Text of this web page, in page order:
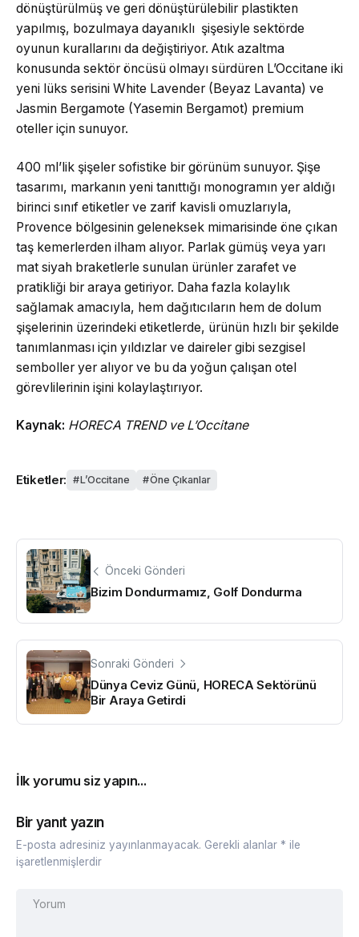
dönüştürülmüş ve geri dönüştürülebilir plastikten
yapılmış, bozulmaya dayanıklı şişesiyle sektörde
oyunun kurallarını da değiştiriyor. Atık azaltma
konusunda sektör öncüsü olmayı sürdüren L’Occitane iki
yeni lüks serisini White Lavender (Beyaz Lavanta) ve
Jasmin Bergamote (Yasemin Bergamot) premium
oteller için sunuyor.
400 ml’lik şişeler sofistike bir görünüm sunuyor. Şişe
tasarımı, markanın yeni tanıttığı monogramın yer aldığı
birinci sınıf etiketler ve zarif kavisli omuzlarıyla,
Provence bölgesinin geleneksek mimarisinde öne çıkan
taş kemerlerden ilham alıyor. Parlak gümüş veya yarı
mat siyah braketlerle sunulan ürünler zarafet ve
pratikliği bir araya getiriyor. Daha fazla kolaylık
sağlamak amacıyla, hem dağıtıcıların hem de dolum
şişelerinin üzerindeki etiketlerde, ürünün hızlı bir şekilde
tanımlanması için yıldızlar ve daireler gibi sezgisel
semboller yer alıyor ve bu da yoğun çalışan otel
görevlilerinin işini kolaylaştırıyor.
Kaynak: HORECA TREND ve L’Occitane
Etiketler: L’Occitane Öne Çıkanlar
Önceki Gönderi
Bizim Dondurmamız, Golf Dondurma
Sonraki Gönderi
Dünya Ceviz Günü, HORECA Sektörünü
Bir Araya Getirdi
İlk yorumu siz yapın...
Bir yanıt yazın
E-posta adresiniz yayınlanmayacak. Gerekli alanlar * ile
işaretlenmişlerdir